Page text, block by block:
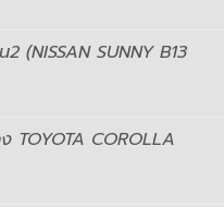
(NISSAN SUNNY B13
TOYOTA COROLLA